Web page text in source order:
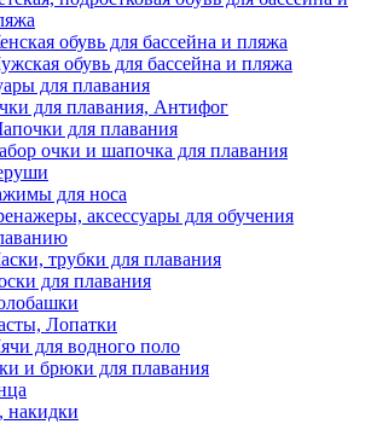
обувь для бассейна и пляжа
обувь для бассейна и пляжа
для плавания
для плавания, Антифог
для плавания
очки и шапочка для плавания
для носа
аксессуары для обучения
трубки для плавания
для плавания
Лопатки
для водного поло
и брюки для плавания
накидки